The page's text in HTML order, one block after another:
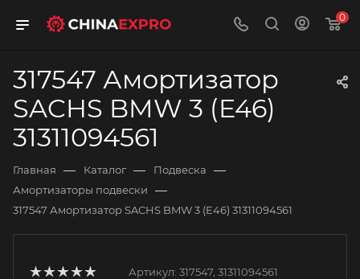
0
317547 Амортизатор
SACHS BMW 3 (E46)
31311094561
Главная — Каталог — Подвеска —
Амортизаторы подвески —
317547 Амортизатор SACHS BMW 3 (E46) 31311094561
Артикул: 317547, 31311094561